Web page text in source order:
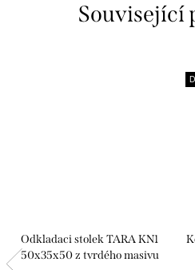
Související
Odkladaci stolek TARA KN1
50x35x50 z tvrdého masivu